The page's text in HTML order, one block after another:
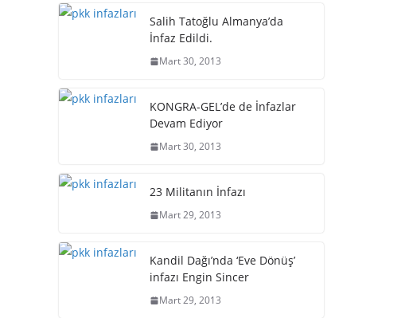
Salih Tatoğlu Almanya’da
İnfaz Edildi.
Mart 30, 2013
KONGRA-GEL’de de İnfazlar
Devam Ediyor
Mart 30, 2013
23 Militanın İnfazı
Mart 29, 2013
Kandil Dağı’nda ‘Eve Dönüş’
infazı Engin Sincer
Mart 29, 2013